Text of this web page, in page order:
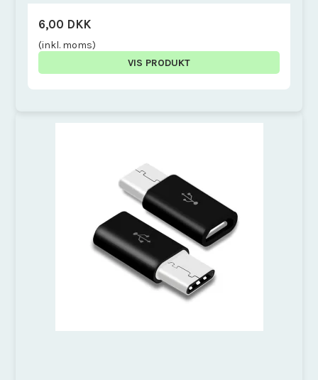
6,00 DKK
(inkl. moms)
VIS PRODUKT